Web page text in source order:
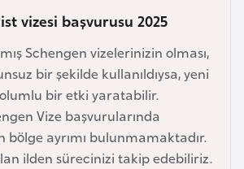
vizesi başvurusu 2025
Schengen vizelerinizin olması,
bir şekilde kullanıldıysa, yeni
bir etki yaratabilir.
Vize başvurularında
bölge ayrımı bulunmamaktadır.
ilden sürecinizi takip edebiliriz.